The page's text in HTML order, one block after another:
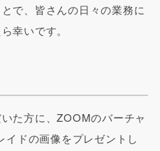
で、皆さんの日々の業務に
幸いです。
た方に、ZOOMのバーチャ
イドの画像をプレゼントし